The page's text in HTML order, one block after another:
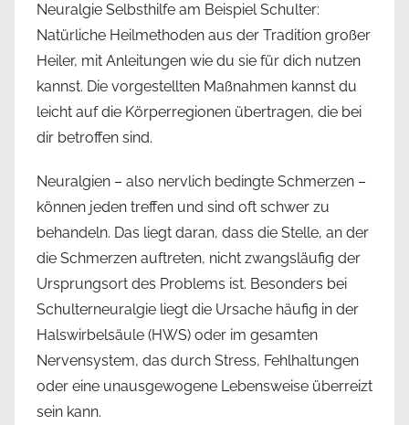
Neuralgie Selbsthilfe am Beispiel Schulter:
Natürliche Heilmethoden aus der Tradition großer
Heiler, mit Anleitungen wie du sie für dich nutzen
kannst. Die vorgestellten Maßnahmen kannst du
leicht auf die Körperregionen übertragen, die bei
dir betroffen sind.
Neuralgien – also nervlich bedingte Schmerzen –
können jeden treffen und sind oft schwer zu
behandeln. Das liegt daran, dass die Stelle, an der
die Schmerzen auftreten, nicht zwangsläufig der
Ursprungsort des Problems ist. Besonders bei
Schulterneuralgie liegt die Ursache häufig in der
Halswirbelsäule (HWS) oder im gesamten
Nervensystem, das durch Stress, Fehlhaltungen
oder eine unausgewogene Lebensweise überreizt
sein kann.